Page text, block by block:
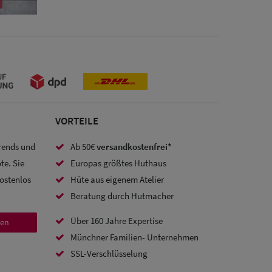
und
Sie
VORTEILE
Ab 50€versandkostenfrei*
Europas größtes Huthaus
Hüte aus eigenem Atelier
Beratung durch Hutmacher
Über 160 Jahre Expertise
Münchner Familien- Unternehmen
SSL-Verschlüsselung